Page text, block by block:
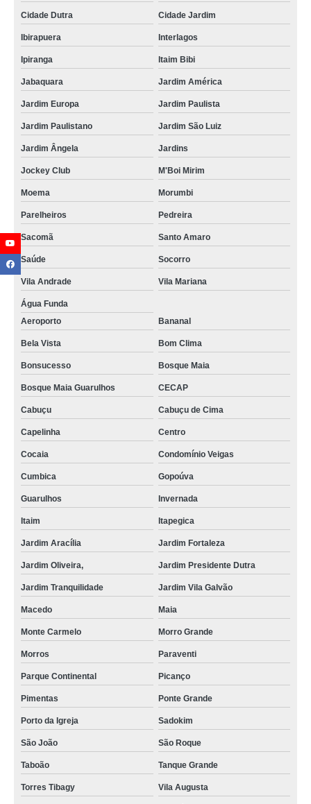
Cidade Dutra Cidade Jardim
Ibirapuera Interlagos
Ipiranga Itaim Bibi
Jabaquara Jardim América
Jardim Europa Jardim Paulista
Jardim Paulistano Jardim São Luiz
Jardim Ângela Jardins
Jockey Club M'Boi Mirim
Moema Morumbi
Parelheiros Pedreira
Sacomã Santo Amaro
Saúde Socorro
Vila Andrade Vila Mariana
Água Funda
Aeroporto
Bananal
Bela Vista Bom Clima
Bonsucesso Bosque Maia
Bosque Maia Guarulhos CECAP
Cabuçu Cabuçu de Cima
Capelinha Centro
Cocaia Condomínio Veigas
Cumbica Gopoúva
Guarulhos Invernada
Itaim Itapegica
Jardim Aracília Jardim Fortaleza
Jardim Oliveira, Jardim Presidente Dutra
Jardim Tranquilidade Jardim Vila Galvão
Macedo Maia
Monte Carmelo Morro Grande
Morros Paraventi
Parque Continental Picanço
Pimentas Ponte Grande
Porto da Igreja Sadokim
São João São Roque
Taboão Tanque Grande
Torres Tibagy Vila Augusta